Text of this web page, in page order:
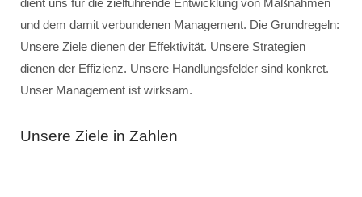
dient uns für die zielführende Entwicklung von Maßnahmen
und dem damit verbundenen Management. Die Grundregeln:
Unsere Ziele dienen der Effektivität. Unsere Strategien
dienen der Effizienz. Unsere Handlungsfelder sind konkret.
Unser Management ist wirksam.
Unsere Ziele in Zahlen